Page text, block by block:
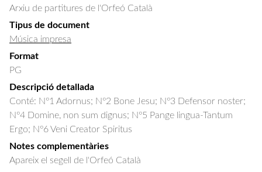
Arxiu de partitures de l'Orfeó Català
Tipus de document
Música impresa
Format
PG
Descripció detallada
Conté: Nº1 Adornus; Nº2 Bone Jesu; Nº3 Defensor noster;
Nº4 Domine, non sum dignus; Nº5 Pange lingua-Tantum
Ergo; Nº6 Veni Creator Spiritus
Notes complementàries
Apareix el segell de l'Orfeó Català